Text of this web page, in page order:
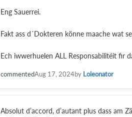
Eng Sauerrei.
Fakt ass d´Dokteren könne maache wat
Ech iwwerhuelen ALL Responsabilitéit fir
commentedAug 17, 2024by Loleonator
Absolut d’accord, d’autant plus dass am